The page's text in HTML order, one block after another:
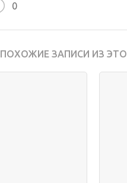
0
ПОХОЖИЕ ЗАПИСИ ИЗ